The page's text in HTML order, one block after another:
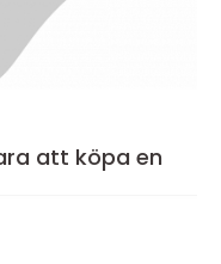
att köpa en